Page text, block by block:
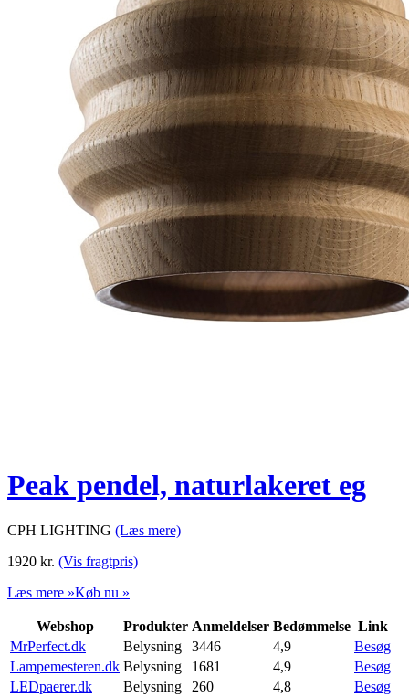
Peak pendel, naturlakeret eg
CPH LIGHTING (Læs mere)
1920 kr. (Vis fragtpris)
Læs mere »Køb nu »
Webshop Produkter Anmeldelser Bedømmelse Link
MrPerfect.dk
Belysning 3446 4,9
Besøg
Lampemesteren.dk Belysning 1681 4,9
Besøg
LEDpaerer.dk
Belysning 260 4,8
Besøg